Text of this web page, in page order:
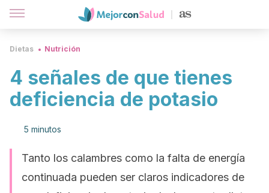
Dietas Nutrición
4 señales de que tienes
deficiencia de potasio
5 minutos
Tanto los calambres como la falta de energía
continuada pueden ser claros indicadores de